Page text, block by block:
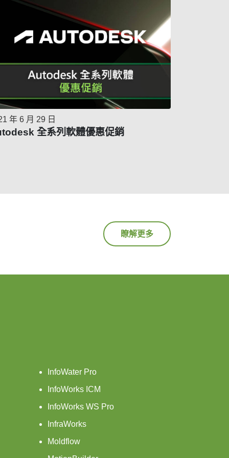
年 6 月 29 日
全系列軟體優惠促銷
瞭解更多
InfoWater Pro
InfoWorks ICM
InfoWorks WS Pro
InfraWorks
Moldflow